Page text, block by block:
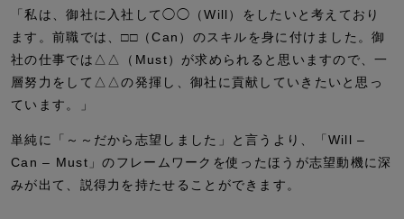
「私は、御社に入社して◯◯（Will）をしたいと考えており
ます。前職では、□□（Can）のスキルを身に付けました。御
社の仕事では△△（Must）が求められると思いますので、一
層努力をして△△の発揮し、御社に貢献していきたいと思っ
ています。」
単純に「～～だから志望しました」と言うより、「Will –
Can – Must」のフレームワークを使ったほうが志望動機に深
みが出て、説得力を持たせることができます。